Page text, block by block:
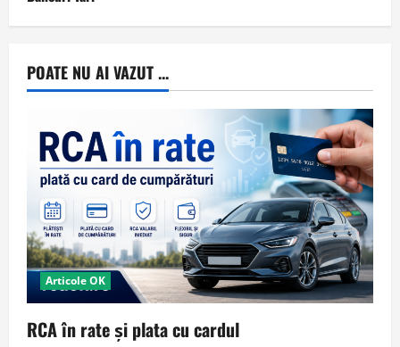
POATE NU AI VAZUT ...
Articole OK
RCA în rate și plata cu cardul